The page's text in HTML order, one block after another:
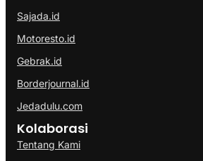
Sajada.id
Motoresto.id
Gebrak.id
Borderjournal.id
Jedadulu.com
Kolaborasi
Tentang Kami